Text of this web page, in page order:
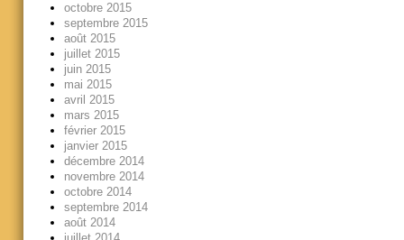
octobre 2015
septembre 2015
août 2015
juillet 2015
juin 2015
mai 2015
avril 2015
mars 2015
février 2015
janvier 2015
décembre 2014
novembre 2014
octobre 2014
septembre 2014
août 2014